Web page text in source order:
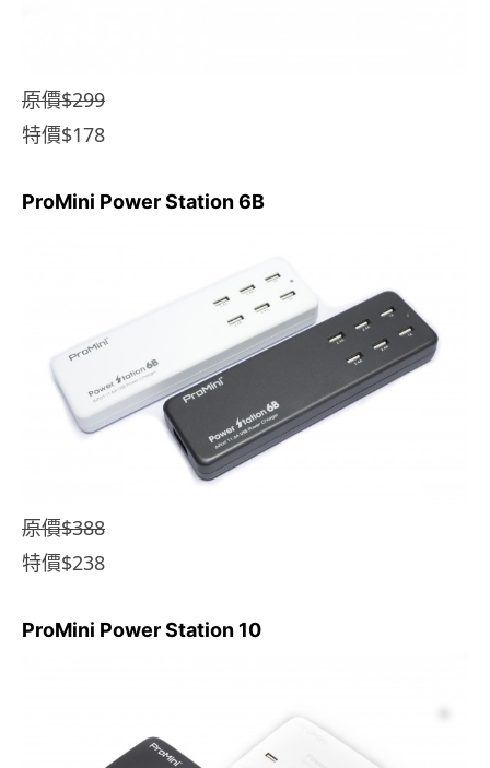
原價$299
特價$178
ProMini Power Station 6B
原價$388
特價$238
ProMini Power Station 10